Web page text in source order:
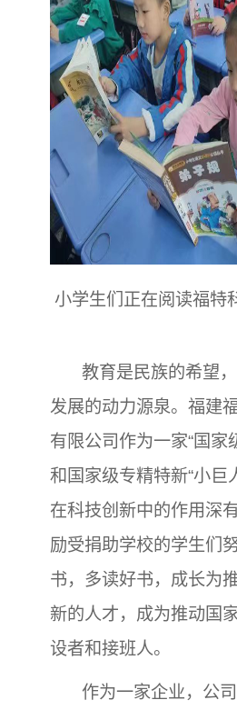
小学生们正在阅读福特
教育是民族的希望，
发展的动力源泉。福建
有限公司作为一家“国家
和国家级专精特新“小巨
在科技创新中的作用深
励受捐助学校的学生们
书，多读好书，成长为
新的人才，成为推动国
设者和接班人。
作为一家企业，公司